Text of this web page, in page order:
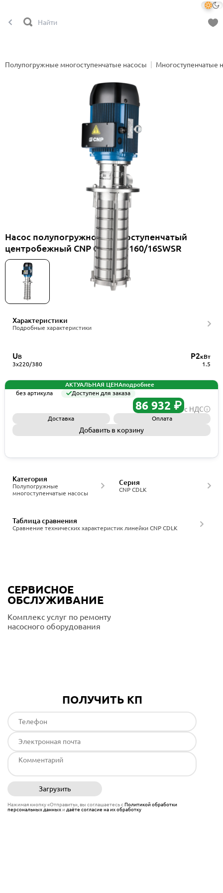
Полупогружные многоступенчатые насосы Многоступенчатые
Насос полупогружной многоступенчатый
центробежный CNP CDLKF3-160/16SWSR
Характеристики
Подробные характеристики
UВ
3x220/380
P2кВт
1.5
АКТУАЛЬНАЯ ЦЕНАподробнее
без артикула
Доступен для заказа
86 932 ₽ с НДС
Доставка Оплата
Добавить в корзину
Полупогружные
многоступенчатые насосы
Категория
CNP CDLK
Серия
Сравнение технических характеристик линейки CNP CDLK
Таблица сравнения
СЕРВИСНОЕ
ОБСЛУЖИВАНИЕ
Комплекс услуг по ремонту
насосного оборудования
ПОЛУЧИТЬ КП
Загрузить
Нажимая кнопку «Отправить», вы соглашаетесь сПолитикой обработки
персональных данныхи даёте согласие на их обработку